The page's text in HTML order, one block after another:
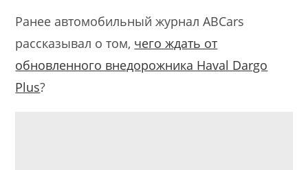
Ранее автомобильный журнал ABCars
рассказывал о том, чего ждать от
обновленного внедорожника Haval Dargo
Plus?